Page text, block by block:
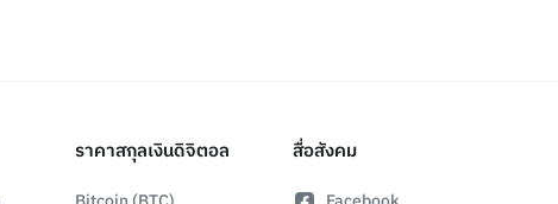
ราคาสกุลเงินดิจิตอล สื่อสังคม